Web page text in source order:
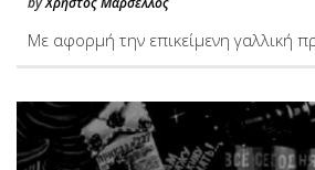
Με αφορμή την επικείμενη γαλλική